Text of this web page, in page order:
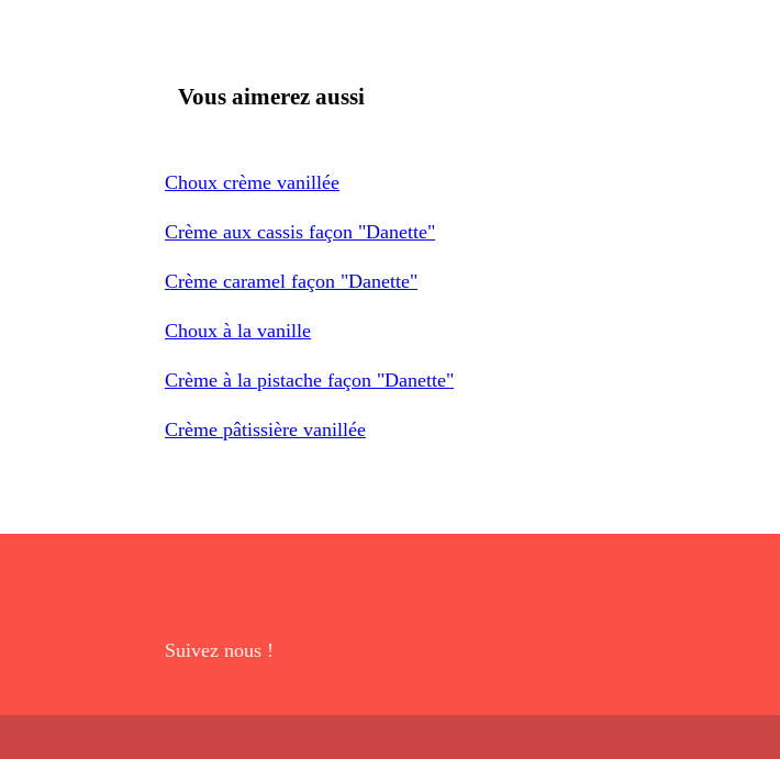
Vous aimerez aussi
Choux crème vanillée
Crème aux cassis façon "Danette"
Crème caramel façon "Danette"
Choux à la vanille
Crème à la pistache façon "Danette"
Crème pâtissière vanillée
Suivez nous !